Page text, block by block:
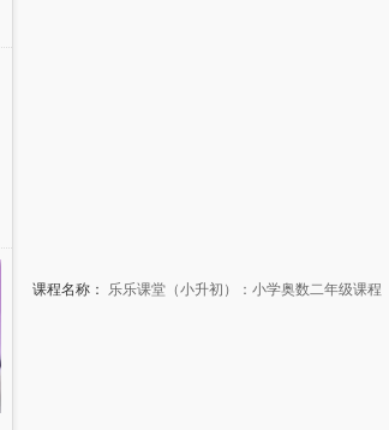
课程名称： 乐乐课堂（小升初）：小学奥数二年级课程